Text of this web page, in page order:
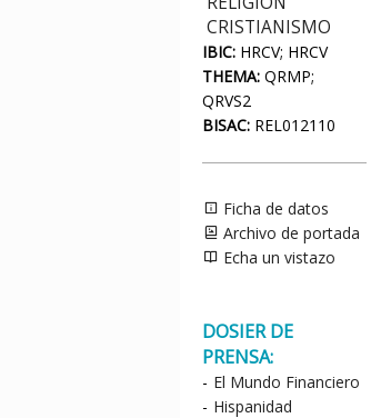
CRISTIANISMO
IBIC: HRCV; HRCV
THEMA: QRMP;
QRVS2
BISAC: REL012110
Ficha de datos
Archivo de portada
Echa un vistazo
DOSIER DE
PRENSA:
- El Mundo Financiero
- Hispanidad